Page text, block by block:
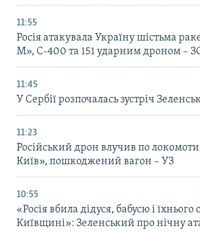
11:55
Росія атакувала Україну шістьма
М», С-400 та 151 ударним дроном –
11:45
У Сербії розпочалась зустріч
11:23
Російський дрон влучив по
Київ», пошкоджений вагон – УЗ
10:55
«Росія вбила дідуся, бабусю і їхнього
Київщині»: Зеленський про нічну